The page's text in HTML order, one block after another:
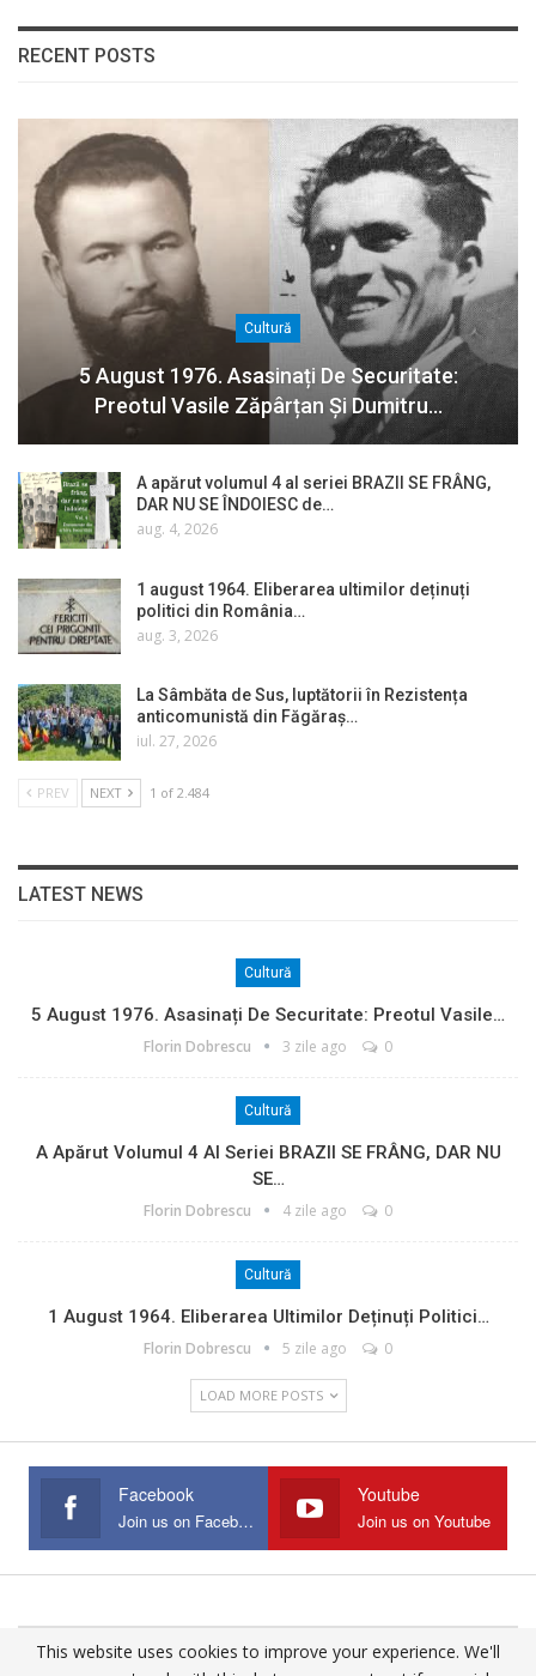
RECENT POSTS
Cultură
5 August 1976. Asasinați De Securitate:
Preotul Vasile Zăpârțan Și Dumitru…
A apărut volumul 4 al seriei BRAZII SE FRÂNG,
DAR NU SE ÎNDOIESC de…
aug. 4, 2026
1 august 1964. Eliberarea ultimilor deținuți
politici din România…
aug. 3, 2026
La Sâmbăta de Sus, luptătorii în Rezistența
anticomunistă din Făgăraș…
iul. 27, 2026
PREV NEXT 1 of 2.484
LATEST NEWS
Cultură
5 August 1976. Asasinați De Securitate: Preotul Vasile…
Florin Dobrescu 3 zile ago 0
Cultură
A Apărut Volumul 4 Al Seriei BRAZII SE FRÂNG, DAR NU
SE…
Florin Dobrescu 4 zile ago 0
Cultură
1 August 1964. Eliberarea Ultimilor Deținuți Politici…
Florin Dobrescu 5 zile ago 0
LOAD MORE POSTS
Facebook
Join us on Facebook
Youtube
Join us on Youtube
© 2025 - All Rights Reserved.
This website uses cookies to improve your experience. We'll